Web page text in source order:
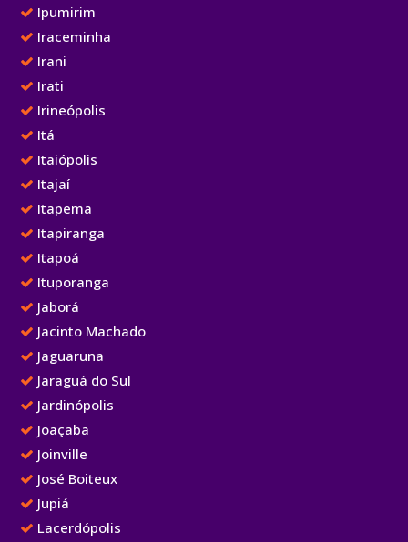
Ipumirim
Iraceminha
Irani
Irati
Irineópolis
Itá
Itaiópolis
Itajaí
Itapema
Itapiranga
Itapoá
Ituporanga
Jaborá
Jacinto Machado
Jaguaruna
Jaraguá do Sul
Jardinópolis
Joaçaba
Joinville
José Boiteux
Jupiá
Lacerdópolis